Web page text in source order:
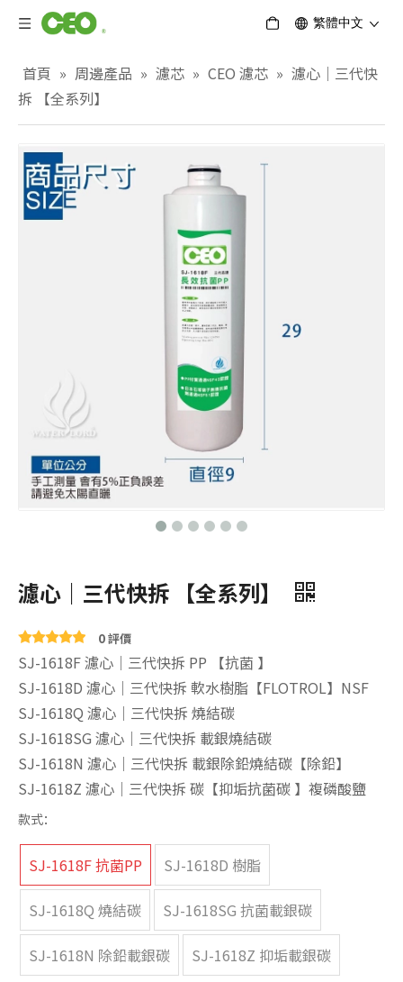
繁體中文
首頁 » 周邊產品 » 濾芯 » CEO 濾芯 » 濾心｜三代快
拆 【全系列】
濾心｜三代快拆 【全系列】
0 評價
SJ-1618F 濾心｜三代快拆 PP 【抗菌 】
SJ-1618D 濾心｜三代快拆 軟水樹脂【FLOTROL】NSF
SJ-1618Q 濾心｜三代快拆 燒結碳
SJ-1618SG 濾心｜三代快拆 載銀燒結碳
SJ-1618N 濾心｜三代快拆 載銀除鉛燒結碳【除鉛】
SJ-1618Z 濾心｜三代快拆 碳【抑垢抗菌碳 】複磷酸鹽
款式：
SJ-1618F 抗菌PP SJ-1618D 樹脂
SJ-1618Q 燒結碳 SJ-1618SG 抗菌載銀碳
SJ-1618N 除鉛載銀碳 SJ-1618Z 抑垢載銀碳